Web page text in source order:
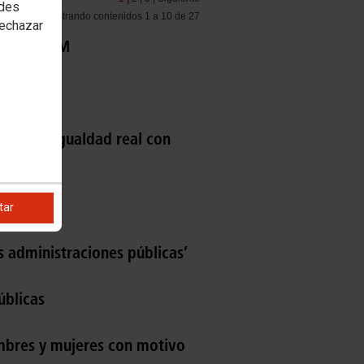
Mostrando contenidos 1 a 10 de 27
del 8M
la igualdad real con
públicas’
y mujeres con motivo